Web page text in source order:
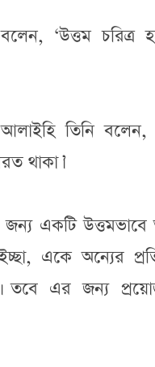
‘উত্তম চরিত্র
তিনি বলেন,
থাকা।’
একটি
একে অন্যের
হয়। তবে এর জন্য